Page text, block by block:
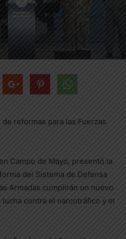
de reformas para las Fuerzas
Campo de Mayo, presentó la
del Sistema de Defensa
Armadas cumplirán un nuevo
contra el narcotráfico y el